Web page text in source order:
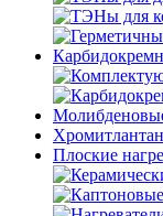
Плоские